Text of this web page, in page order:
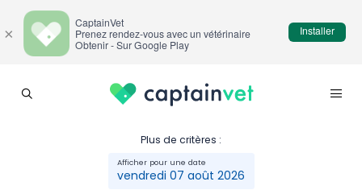
Plus de critères :
vendredi 07 août 2026
×
CaptainVet
Prenez rendez-vous avec un vétérinaire
Obtenir - Sur Google Play
Installer